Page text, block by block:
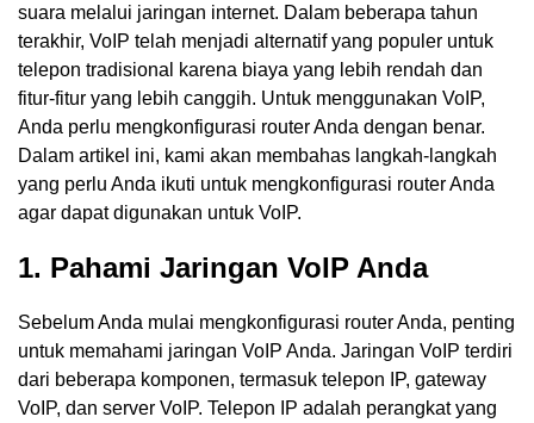
suara melalui jaringan internet. Dalam beberapa tahun
terakhir, VoIP telah menjadi alternatif yang populer untuk
telepon tradisional karena biaya yang lebih rendah dan
fitur-fitur yang lebih canggih. Untuk menggunakan VoIP,
Anda perlu mengkonfigurasi router Anda dengan benar.
Dalam artikel ini, kami akan membahas langkah-langkah
yang perlu Anda ikuti untuk mengkonfigurasi router Anda
agar dapat digunakan untuk VoIP.
1. Pahami Jaringan VoIP Anda
Sebelum Anda mulai mengkonfigurasi router Anda, penting
untuk memahami jaringan VoIP Anda. Jaringan VoIP terdiri
dari beberapa komponen, termasuk telepon IP, gateway
VoIP, dan server VoIP. Telepon IP adalah perangkat yang